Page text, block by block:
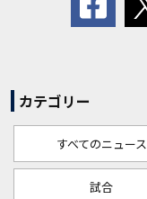
カテゴリー
すべてのニュース
試合